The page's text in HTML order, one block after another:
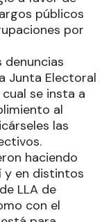
públicos
por
denuncias
Junta Electoral
se insta a
al
las
haciendo
y en distintos
LLA de
con el